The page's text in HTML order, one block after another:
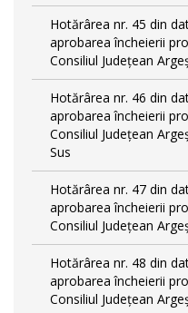
Hotărârea nr. 45 din
aprobarea încheierii
Consiliul Județean
Hotărârea nr. 46 din
aprobarea încheierii
Consiliul Județean
Sus
Hotărârea nr. 47 din
aprobarea încheierii
Consiliul Județean
Hotărârea nr. 48 din
aprobarea încheierii
Consiliul Județean